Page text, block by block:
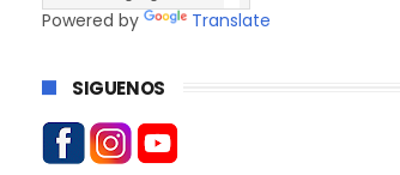
Powered by Translate
SIGUENOS